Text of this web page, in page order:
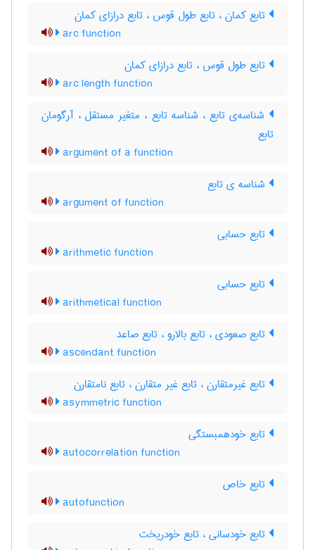
تابع کمان ، تابع طول قوس ، تابع درازای کمان
arc function
تابع طول قوس ، تابع درازای کمان
arc length function
شناسه‌ی تابع ، شناسه تابع ، متغیر مستقل ، آرگومان
تابع
argument of a function
شناسه ی تابع
argument of function
تابع حسابی
arithmetic function
تابع حسابی
arithmetical function
تابع صعودی ، تابع بالارو ، تابع صاعد
ascendant function
تابع غیرمتقارن ، تابع غیر متقارن ، تابع نامتقارن
asymmetric function
تابع خودهمبستگی
autocorrelation function
تابع خاص
autofunction
تابع خودسانی ، تابع خودریخت